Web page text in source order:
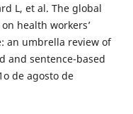
L, et al. The global
health workers’
an umbrella review of
and sentence-based
de agosto de